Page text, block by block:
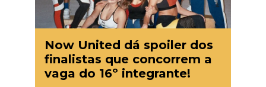
Now United dá spoiler dos
finalistas que concorrem a
vaga do 16º integrante!